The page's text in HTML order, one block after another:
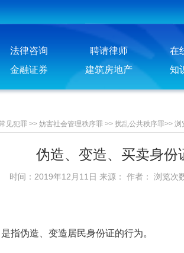
法律咨询 聘请律师 在
金融证券 建筑房地产 知
见犯罪 >> 妨害社会管理秩序罪 >> 扰乱公共秩序罪>> 浏
伪造、变造、买卖身份
时间：2019年12月11日 来源： 作者： 浏览次
伪造、变造居民身份证的行为。